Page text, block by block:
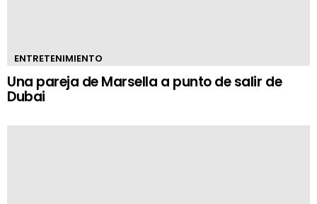
ENTRETENIMIENTO
Una pareja de Marsella a punto de salir de
Dubai